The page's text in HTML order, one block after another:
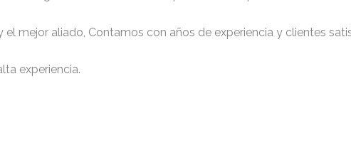
mejor aliado, Contamos con años de experiencia y clientes
experiencia.